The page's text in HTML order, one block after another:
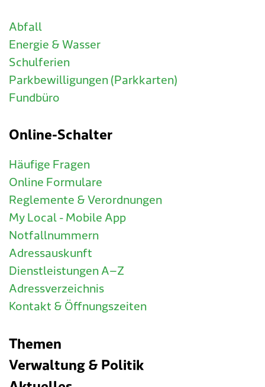
Abfall
Energie & Wasser
Schulferien
Parkbewilligungen (Parkkarten)
Fundbüro
Online-Schalter
Häufige Fragen
Online Formulare
Reglemente & Verordnungen
My Local - Mobile App
Notfallnummern
Adressauskunft
Dienstleistungen A–Z
Adressverzeichnis
Kontakt & Öffnungszeiten
Themen
Verwaltung & Politik